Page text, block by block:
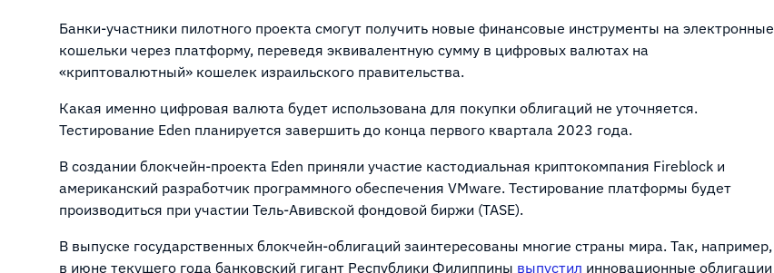
Банки-участники пилотного проекта смогут получить новые финансовые инструменты на электронные
кошельки через платформу, переведя эквивалентную сумму в цифровых валютах на
«криптовалютный» кошелек израильского правительства.
Какая именно цифровая валюта будет использована для покупки облигаций не уточняется.
Тестирование Eden планируется завершить до конца первого квартала 2023 года.
В создании блокчейн-проекта Eden приняли участие кастодиальная криптокомпания Fireblock и
американский разработчик программного обеспечения VMware. Тестирование платформы будет
производиться при участии Тель-Авивской фондовой биржи (TASE).
В выпуске государственных блокчейн-облигаций заинтересованы многие страны мира. Так, например,
в июне текущего года банковский гигант Республики Филиппины выпустил инновационные облигации